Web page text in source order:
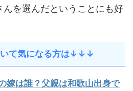
を選んだということにも好
いて気になる方は↓↓↓
嫁は誰？父親は和歌山出身で